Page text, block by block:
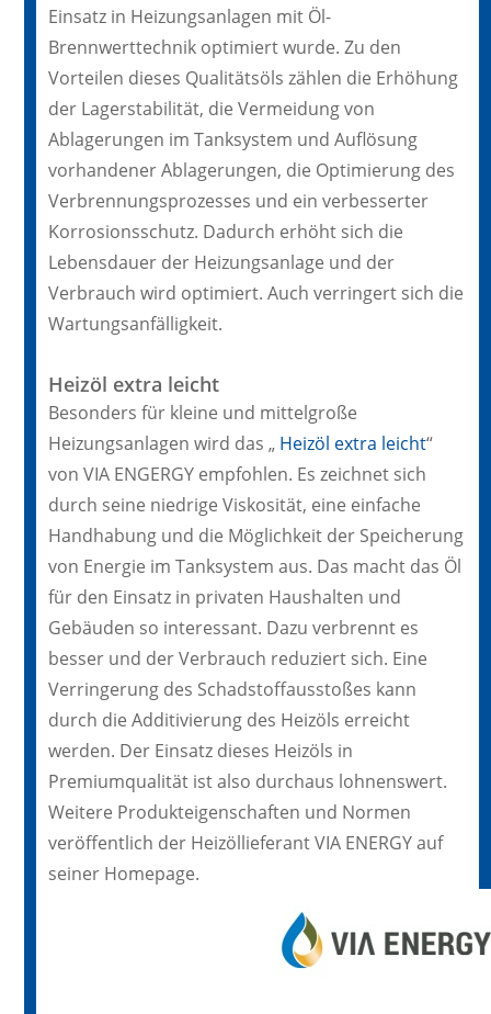
Einsatz in Heizungsanlagen mit Öl-
Brennwerttechnik optimiert wurde. Zu den
Vorteilen dieses Qualitätsöls zählen die Erhöhung
der Lagerstabilität, die Vermeidung von
Ablagerungen im Tanksystem und Auflösung
vorhandener Ablagerungen, die Optimierung des
Verbrennungsprozesses und ein verbesserter
Korrosionsschutz. Dadurch erhöht sich die
Lebensdauer der Heizungsanlage und der
Verbrauch wird optimiert. Auch verringert sich die
Wartungsanfälligkeit.
Heizöl extra leicht
Besonders für kleine und mittelgroße
Heizungsanlagen wird das „ Heizöl extra leicht“
von VIA ENGERGY empfohlen. Es zeichnet sich
durch seine niedrige Viskosität, eine einfache
Handhabung und die Möglichkeit der Speicherung
von Energie im Tanksystem aus. Das macht das Öl
für den Einsatz in privaten Haushalten und
Gebäuden so interessant. Dazu verbrennt es
besser und der Verbrauch reduziert sich. Eine
Verringerung des Schadstoffausstoßes kann
durch die Additivierung des Heizöls erreicht
werden. Der Einsatz dieses Heizöls in
Premiumqualität ist also durchaus lohnenswert.
Weitere Produkteigenschaften und Normen
veröffentlich der Heizöllieferant VIA ENERGY auf
seiner Homepage.